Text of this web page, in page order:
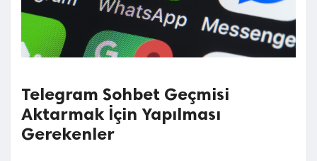
Telegram Sohbet Geçmisi
Aktarmak İçin Yapılması
Gerekenler